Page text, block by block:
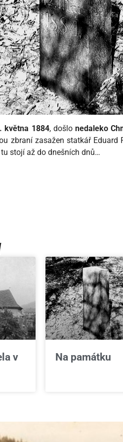
května 1884, došlonedaleko
zbraní zasažen statkář
stojí až do dnešních dnů…
v
Na památku